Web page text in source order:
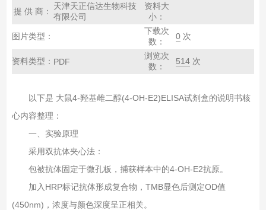
提 供 商：
天津天正信达生物科技
有限公司
资料大
小：
图片类型：
下载次
数：
0次
资料类型： PDF
浏览次
数：
514次
以下是‌ 大鼠4-羟基雌二醇(4-OH-E2)ELISA试剂盒‌的说明书核
心内容整理：
一、实验原理
采用‌双抗体夹心法‌：
包被抗体固定于微孔板，捕获样本中的4-OH-E2抗原。
加入HRP标记抗体形成复合物，TMB显色后测定OD值
(450nm)，浓度与颜色深度呈正相关。